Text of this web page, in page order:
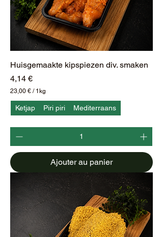
Huisgemaakte kipspiezen div. smaken
Prix
4,14 €
23,00 € / 1kg
2
,
€
p
a
r
K
o
Ketjap Piri piri Mediterraans
Ajouter au panier